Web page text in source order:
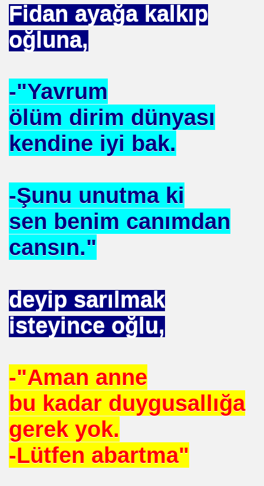
Fidan ayağa kalkıp
oğluna,
-"Yavrum
ölüm dirim dünyası
kendine iyi bak.
-Şunu unutma ki
sen benim canımdan
cansın."
deyip sarılmak
isteyince oğlu,
-"Aman anne
bu kadar duygusallığa
gerek yok.
-Lütfen abartma"
ITIRAFLARI.
ŞAMA
BATMANGHELID
VARMI AV MEHMET. OKUTAN .
ÇEKEMEZ
SIRATI MÜSTAKIM. DOĞRU YOL .
AZIM ÇALIŞMA
SINEMAYI. ALLAH YOLUNDA KULLANDI
ATILIYOR
(2018)
olduk mu